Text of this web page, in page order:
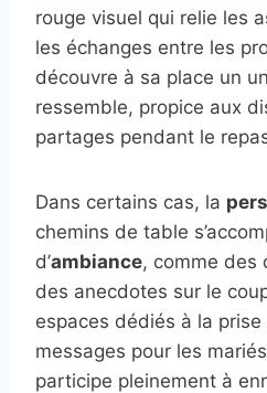
rouge visuel qui relie les
les échanges entre les
découvre à sa place un
ressemble, propice aux
partages pendant le
Dans certains cas, la
chemins de table
d’ambiance, comme des
des anecdotes sur le
espaces dédiés à la
messages pour les
participe pleinement à